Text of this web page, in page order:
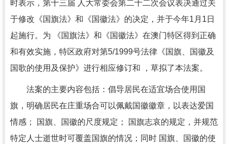
时表示，第十三届 人大常委会第二十二次会议表决通过关
于修改《国旗法》和《国徽法》的决定，并于今年1月1日
起施行。为 《国旗法》和《国徽法》在澳门特区得到正确
和有效实施，特区政府对第5/1999号法律《国旗、国徽及
国歌的使用及保护》进行相应修订和 ，草拟了本法案。
法案的主要内容包括：倡导居民在适宜场合使用国
旗，明确居民在庄重场合可以佩戴国徽徽章，以表达爱国
情感； 国旗、国徽的尺度规定； 国旗志哀的规定，并规范
特定人士逝世时可覆盖国旗的情况；同时 国旗、国徽的使